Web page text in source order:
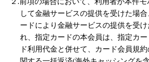
して金融サービスの提供を受けた場
ードにより金融サービスの提供を受け
れ、指定カードの本会員は、指定カ
ド利用代金と併せて、カード会員規